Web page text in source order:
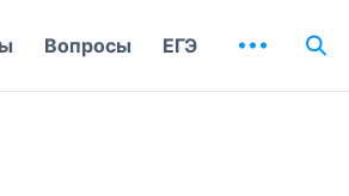
Вопросы ЕГЭ